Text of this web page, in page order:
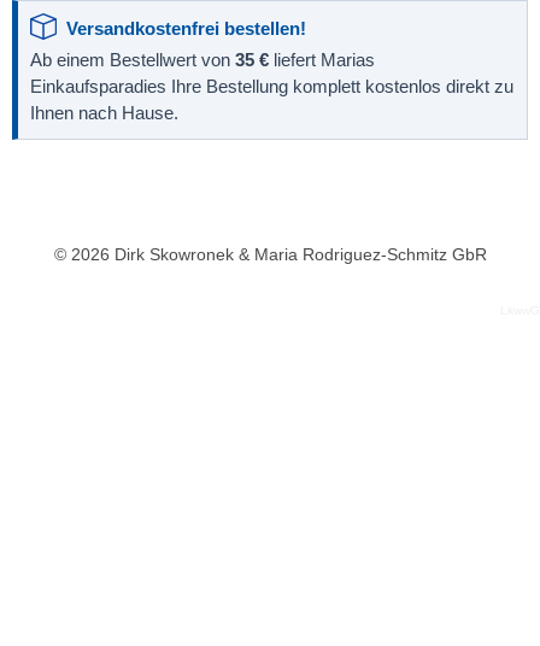
Versandkostenfrei bestellen!
Ab einem Bestellwert von 35 € liefert Marias
Einkaufsparadies Ihre Bestellung komplett kostenlos direkt zu
Ihnen nach Hause.
© 2026 Dirk Skowronek & Maria Rodriguez-Schmitz GbR